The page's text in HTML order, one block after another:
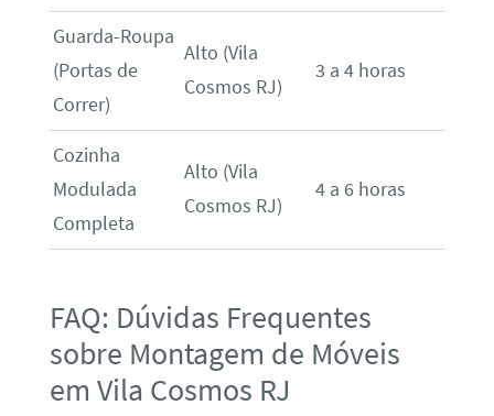
Guarda-Roupa
(Portas de
Correr)
Alto (Vila
Cosmos RJ)
3 a 4 horas
Cozinha
Modulada
Completa
Alto (Vila
Cosmos RJ)
4 a 6 horas
FAQ: Dúvidas Frequentes
sobre Montagem de Móveis
em Vila Cosmos RJ